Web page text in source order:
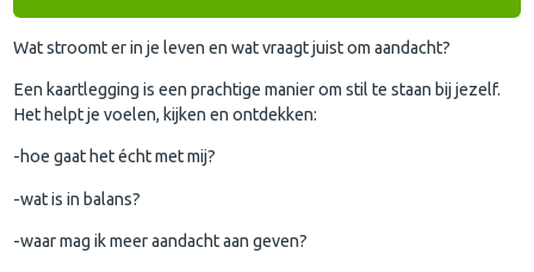
Wat stroomt er in je leven en wat vraagt juist om aandacht?
Een kaartlegging is een prachtige manier om stil te staan bij jezelf.
Het helpt je voelen, kijken en ontdekken:
-hoe gaat het écht met mij?
-wat is in balans?
-waar mag ik meer aandacht aan geven?